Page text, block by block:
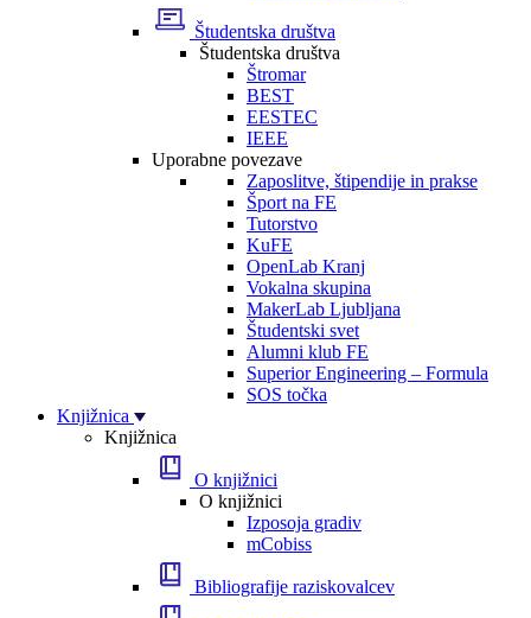
Študentska društva
Študentska društva
Štromar
BEST
EESTEC
IEEE
Uporabne povezave
Zaposlitve, štipendije in prakse
Šport na FE
Tutorstvo
KuFE
OpenLab Kranj
Vokalna skupina
MakerLab Ljubljana
Študentski svet
Alumni klub FE
Superior Engineering – Formula
SOS točka
Knjižnica
Knjižnica
O knjižnici
O knjižnici
Izposoja gradiv
mCobiss
Bibliografije raziskovalcev